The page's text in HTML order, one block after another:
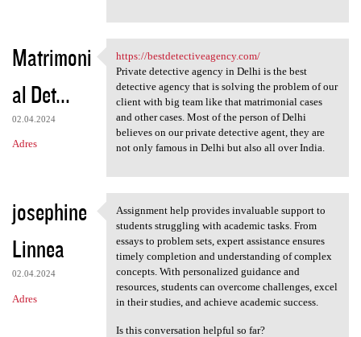
Matrimoni
al Det...
02.04.2024
Adres
https://bestdetectiveagency
https://bestdetectiveagency.com/
Private detective agency in Delhi is the best
detective agency that is solving the problem of our
client with big team like that matrimonial cases
and other cases. Most of the person of Delhi
believes on our private detective agent, they are
not only famous in Delhi but also all over India.
josephine
Linnea
02.04.2024
Adres
Assignment help provides
Assignment help provides invaluable support to
students struggling with academic tasks. From
essays to problem sets, expert assistance ensures
timely completion and understanding of complex
concepts. With personalized guidance and
resources, students can overcome challenges, excel
in their studies, and achieve academic success.
Is this conversation helpful so far?